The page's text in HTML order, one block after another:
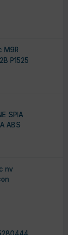
M9R
P1525
SPIA
ABS
nv